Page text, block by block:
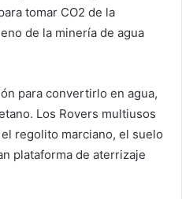
tomar CO2 de la
de la minería de agua
para convertirlo en agua,
Los Rovers multiusos
regolito marciano, el suelo
plataforma de aterrizaje